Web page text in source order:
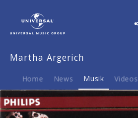
Musik
Der
Tiere,
Tier-
Gebete
Martha Argerich
Home News Musik Videos